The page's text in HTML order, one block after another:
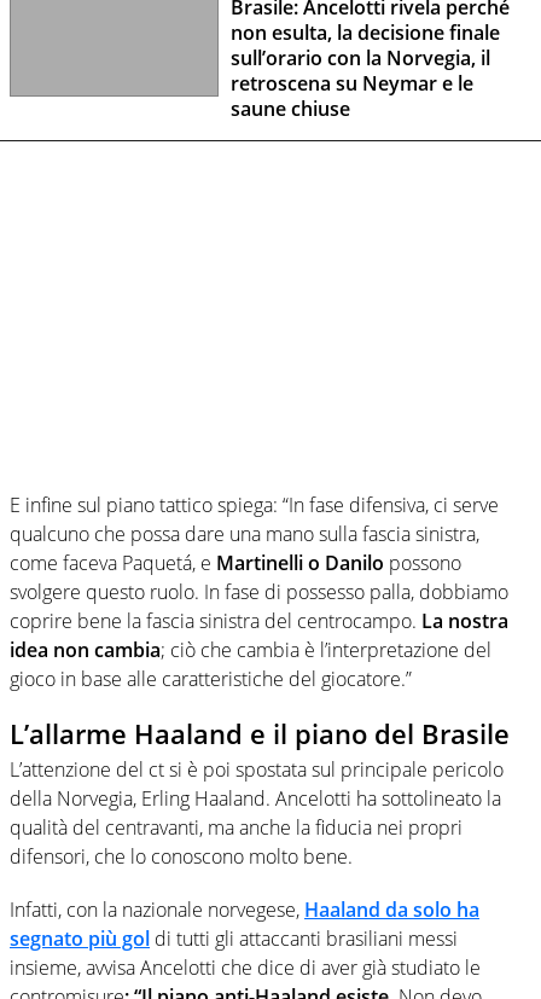
Brasile: Ancelotti rivela perché
non esulta, la decisione finale
sull’orario con la Norvegia, il
retroscena su Neymar e le
saune chiuse
E infine sul piano tattico spiega: “In fase difensiva, ci serve
qualcuno che possa dare una mano sulla fascia sinistra,
come faceva Paquetá, e Martinelli o Danilo possono
svolgere questo ruolo. In fase di possesso palla, dobbiamo
coprire bene la fascia sinistra del centrocampo. La nostra
idea non cambia; ciò che cambia è l’interpretazione del
gioco in base alle caratteristiche del giocatore.”
L’allarme Haaland e il piano del Brasile
L’attenzione del ct si è poi spostata sul principale pericolo
della Norvegia, Erling Haaland. Ancelotti ha sottolineato la
qualità del centravanti, ma anche la fiducia nei propri
difensori, che lo conoscono molto bene.
Infatti, con la nazionale norvegese, Haaland da solo ha
segnato più gol di tutti gli attaccanti brasiliani messi
insieme, avvisa Ancelotti che dice di aver già studiato le